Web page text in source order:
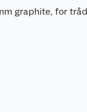
graphite, for